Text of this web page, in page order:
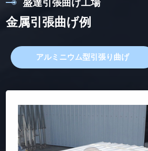
盛達引 張曲 げ工場
金属引 張曲げ例
アルミニウム型引張り曲げ